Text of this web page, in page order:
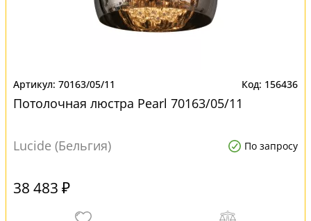
70163/05/11 156436
Потолочная люстра Pearl 70163/05/11
Lucide (Бельгия) По запросу
38 483 ₽